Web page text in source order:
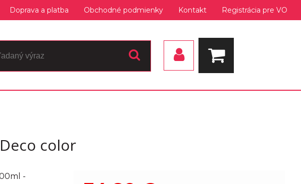
Doprava a platba Obchodné podmienky Kontakt Registrácia pre VO
color
-